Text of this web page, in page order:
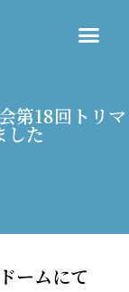
第18回トリマ
した
ームにて